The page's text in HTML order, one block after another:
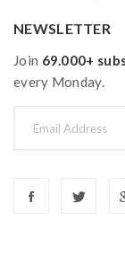
1x Ersatztank
12x Airflow
1x
1x Einsatz-
NEWSLETTER
Join 69.000+
every Monday.